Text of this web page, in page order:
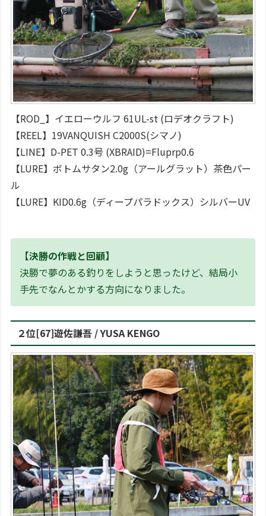
【ROD_】イエローウルフ 61UL-st (ロデオクラフト)
【REEL】19VANQUISH C2000S(シマノ)
【LINE】D-PET 0.3号 (XBRAID)=Fluprp0.6
【LURE】ボトムサタン2.0g（アールグラット）茶色パー
ル
【LURE】KID0.6g（ディープパラドックス）シルバーUV
【決勝の作戦と回顧】
決勝で夢のある釣りをしようと思ったけど、結局小
手先でなんとかする方向になりました。
２位[67]遊佐謙吾 / YUSA KENGO